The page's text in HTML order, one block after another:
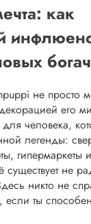
как
не просто
его
человека,
легенды:
гипермаркеты
существует не
никто не
если ты